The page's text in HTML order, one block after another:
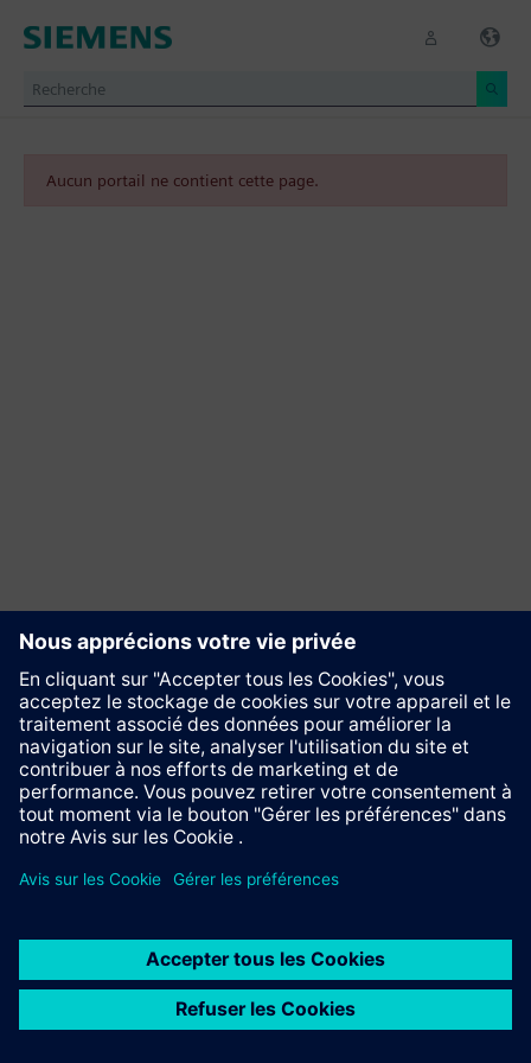
Aucun portail ne contient cette page.
Contact
Protection des données
Avis de Cookie
Conditions d'utilisation
Certificat digital